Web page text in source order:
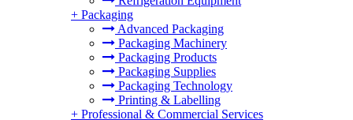
+ Packaging
Advanced Packaging
Packaging Machinery
Packaging Products
Packaging Supplies
Packaging Technology
Printing & Labelling
+ Professional & Commercial Services